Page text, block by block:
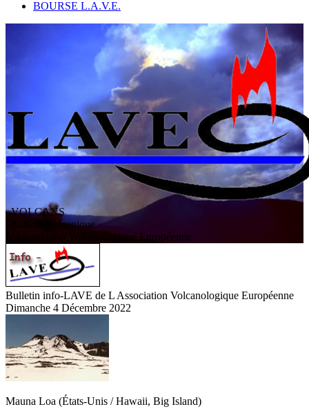
BOURSE L.A.V.E.
VOLCANS
/ Activité volcanique
ssociation V olcanologiqueEuropéenne
Bulletin info-LAVE de L Association Volcanologique Européenne
Dimanche 4 Décembre 2022
Mauna Loa (États-Unis / Hawaii, Big Island)